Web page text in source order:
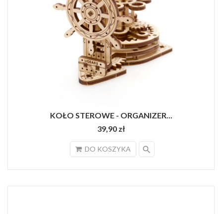
KOŁO STEROWE - ORGANIZER...
39,90 zł
DO KOSZYKA search